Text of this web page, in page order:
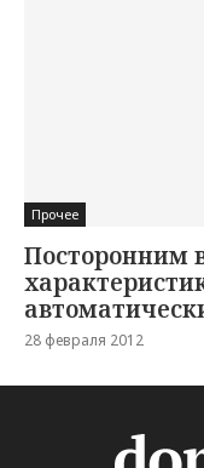
Прочее
Посторонним
28 февраля 2012